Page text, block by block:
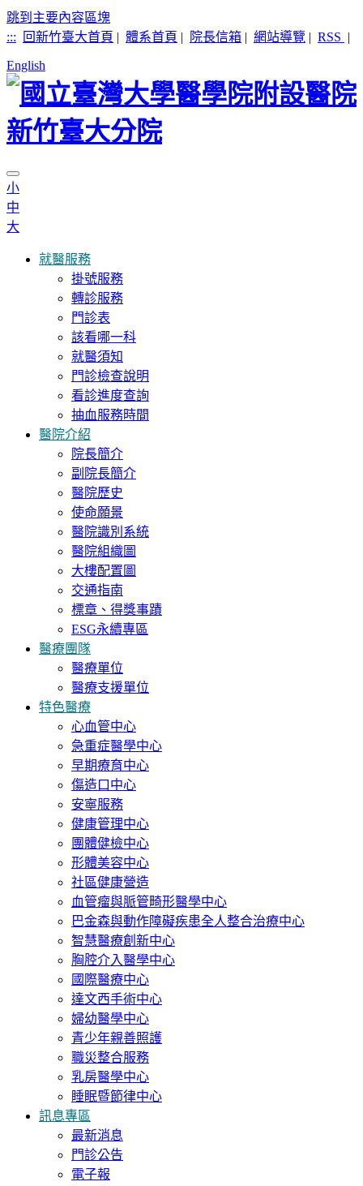
跳到主要內容區塊
:::
回新竹臺大首頁 | 體系首頁 | 院長信箱 | 網站導覽 | RSS |
English
小
中
大
就醫服務
掛號服務
轉診服務
門診表
該看哪一科
就醫須知
門診檢查說明
看診進度查詢
抽血服務時間
醫院介紹
院長簡介
副院長簡介
醫院歷史
使命願景
醫院識別系統
醫院組織圖
大樓配置圖
交通指南
標章、得獎事蹟
ESG永續專區
醫療團隊
醫療單位
醫療支援單位
特色醫療
心血管中心
急重症醫學中心
早期療育中心
傷造口中心
安寧服務
健康管理中心
團體健檢中心
形體美容中心
社區健康營造
血管瘤與脈管畸形醫學中心
巴金森與動作障礙疾患全人整合治療中心
智慧醫療創新中心
胸腔介入醫學中心
國際醫療中心
達文西手術中心
婦幼醫學中心
青少年親善照護
職災整合服務
乳房醫學中心
睡眠暨節律中心
訊息專區
最新消息
門診公告
電子報